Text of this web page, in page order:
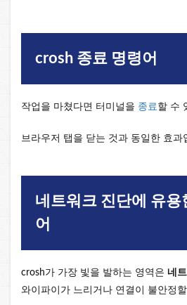
crosh 종료 명령어
작업을 마쳤다면 터미널을 종료할 수
브라우저 탭을 닫는 것과 동일한 효과
네트워크 진단에 유용
어
crosh가 가장 빛을 발하는 영역은 네
와이파이가 느리거나 연결이 불안정